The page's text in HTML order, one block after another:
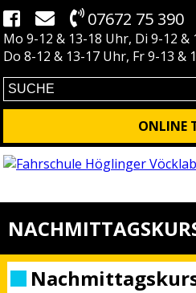
07672 75 390
Mo 9-12 & 13-18 Uhr, Di 9-12
Do 8-12 & 13-17 Uhr, Fr 9-13 &
ONLINE